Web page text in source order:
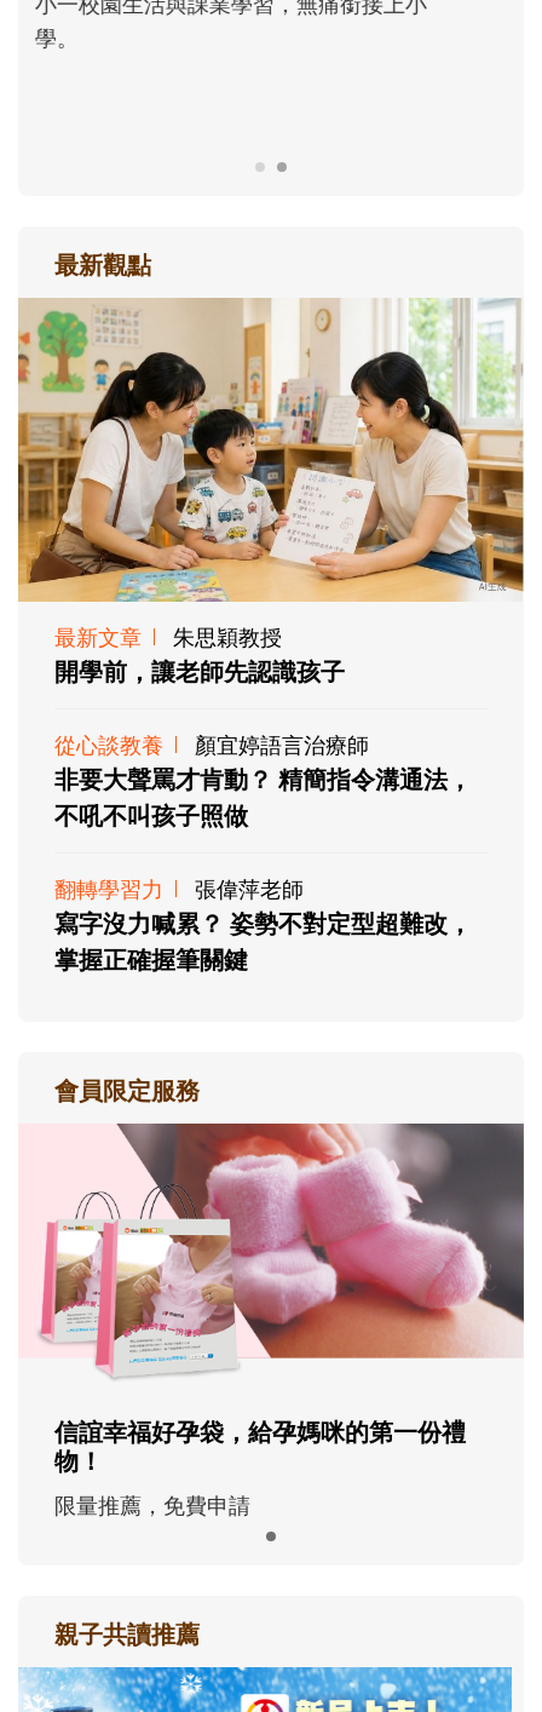
正嘗試用不同的模樣，參與孩子每個重要的
最新觀點
最新文章 朱思穎教授
開學前，讓老師先認識孩子
從心談教養 顏宜婷語言治療師
非要大聲罵才肯動？ 精簡指令溝通法，
不吼不叫孩子照做
翻轉學習力 張偉萍老師
寫字沒力喊累？ 姿勢不對定型超難改，
掌握正確握筆關鍵
會員限定服務
信誼幸福好孕袋，給孕媽咪的第一份禮
物！
限量推薦，免費申請
親子共讀推薦